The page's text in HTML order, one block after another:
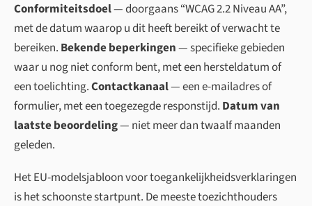
Conformiteitsdoel— doorgaans “WCAG 2.2 Niveau AA”,
met de datum waarop u dit heeft bereikt of verwacht te
bereiken. Bekende beperkingen— specifieke gebieden
waar u nog niet conform bent, met een hersteldatum of
een toelichting.Contactkanaal— een e-mailadres of
formulier, met een toegezegde responstijd. Datum van
laatste beoordeling— niet meer dan twaalf maanden
geleden.
Het EU-modelsjabloon voor toegankelijkheids­verklaringen
is het schoonste startpunt. De meeste toezichthouders